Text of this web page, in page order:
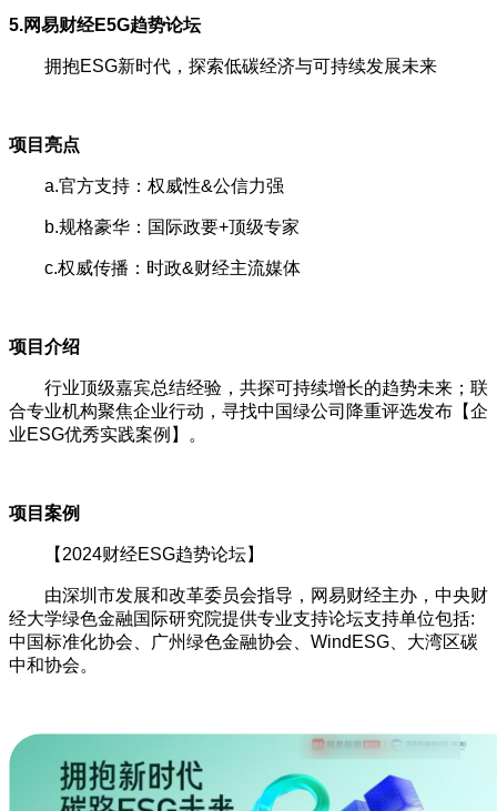
5.网易财经E5G趋势论坛
拥抱ESG新时代，探索低碳经济与可持续发展未来
项目亮点
a.官方支持：权威性&公信力强
b.规格豪华：国际政要+顶级专家
c.权威传播：时政&财经主流媒体
项目介绍
行业顶级嘉宾总结经验，共探可持续增长的趋势未来；联
合专业机构聚焦企业行动，寻找中国绿公司降重评选发布【企
业ESG优秀实践案例】。
项目案例
【2024财经ESG趋势论坛】
由深圳市发展和改革委员会指导，网易财经主办，中央财
经大学绿色金融国际研究院提供专业支持论坛支持单位包括:
中国标准化协会、广州绿色金融协会、WindESG、大湾区碳
中和协会。